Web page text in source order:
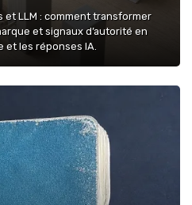
et LLM : comment transformer
et signaux d’autorité en
et les réponses IA.